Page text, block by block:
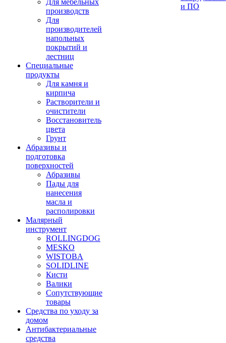
Для мебельных
производств
Для
производителей
напольных
покрытий и
лестниц
Специальные
продукты
Для камня и
кирпича
Растворители и
очистители
Восстановитель
цвета
Грунт
Абразивы и
подготовка
поверхностей
Абразивы
Пады для
нанесения
масла и
располировки
Малярный
инструмент
ROLLINGDOG
MESKO
WISTOBA
SOLIDLINE
Кисти
Валики
Сопутствующие
товары
Средства по уходу за
домом
Антибактериальные
средства
и ПО